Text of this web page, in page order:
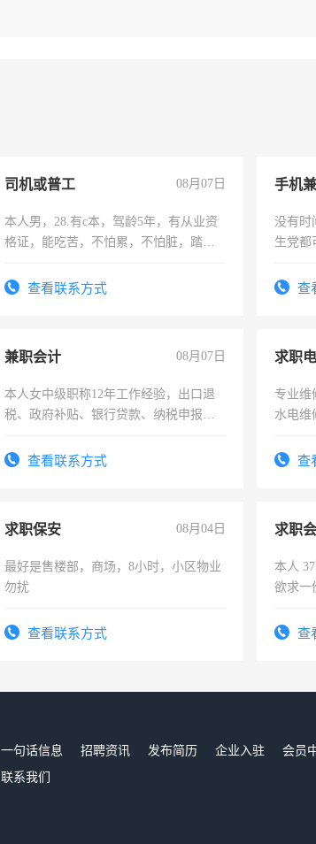
司机或普工 08月07日
本人男，28.有c本，驾龄5年，有从业资
格证，能吃苦，不怕累，不怕脏，踏
查看联系方式
手机
没有时
生党都
勤快的
查
兼职会计 08月07日
本人女中级职称12年工作经验，出口退
税、政府补贴、银行贷款、纳税申报、
务，财务咨询等业务。欲求兼职会计工
查看联系方式
求职
专业维
水电维
查
求职保安 08月04日
最好是售楼部，商场，8小时，小区物业
勿扰
查看联系方式
求职
本人
欲求一
查
一句话信息 招聘资讯 发布简历 企业入驻 会员
联系我们